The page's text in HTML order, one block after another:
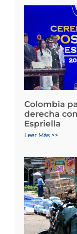
Colombia
derecha
Espriella
Leer Más >>